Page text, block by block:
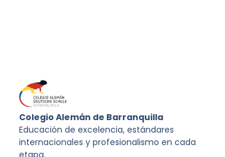
Colegio Alemán de Barranquilla
Educación de excelencia, estándares
internacionales y profesionalismo en cada